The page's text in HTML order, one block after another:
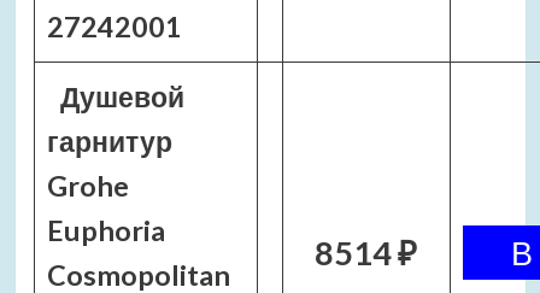
27242001
Душевой
гарнитур
Grohe
Euphoria
Cosmopolitan
8514 ₽